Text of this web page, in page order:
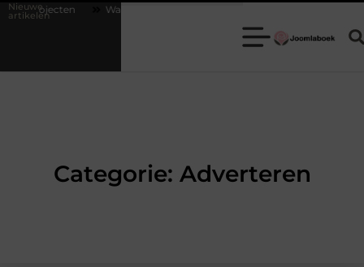
Nieuwe
artikelen Waarom een escaperoom de ideale keuze is voor een
Categorie: Adverteren